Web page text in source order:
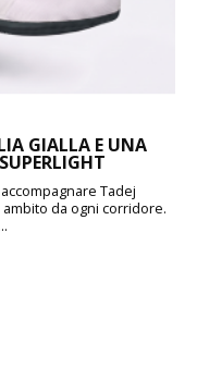
GIALLA E UNA
Tadej
da ogni corridore.